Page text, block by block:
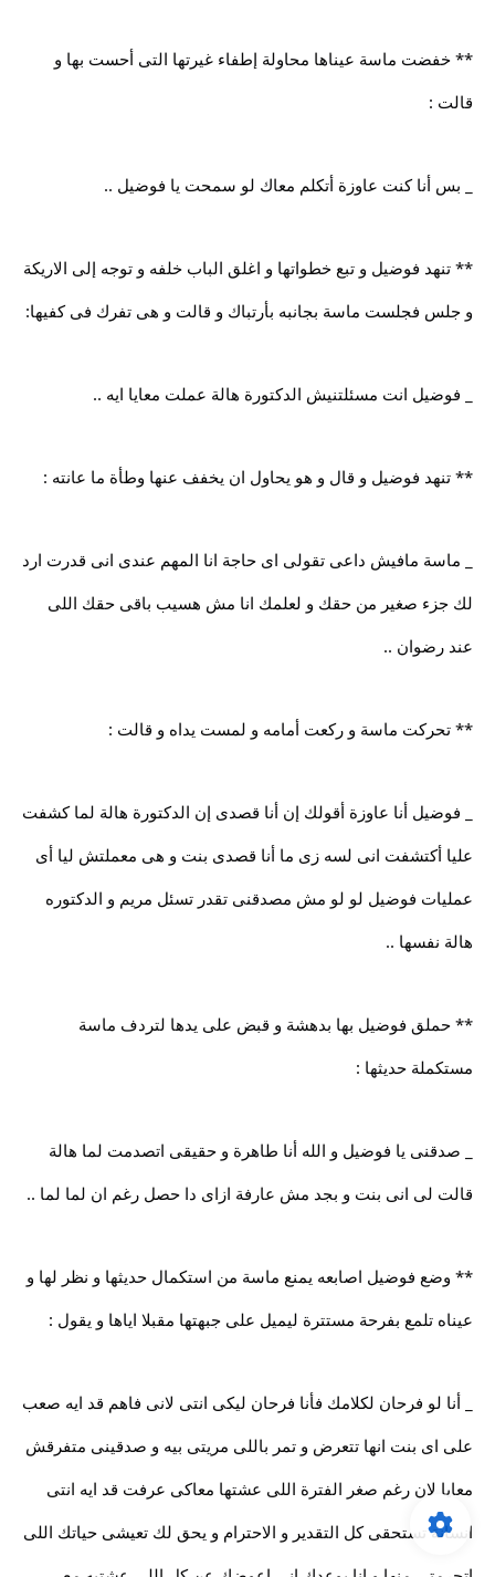
** خفضت ماسة عيناها محاولة إطفاء غيرتها التى أحست بها و
قالت :
_ بس أنا كنت عاوزة أتكلم معاك لو سمحت يا فوضيل ..
** تنهد فوضيل و تبع خطواتها و اغلق الباب خلفه و توجه إلى الاريكة
و جلس فجلست ماسة بجانبه بأرتباك و قالت و هى تفرك فى كفيها:
_ فوضيل انت مسئلتنيش الدكتورة هالة عملت معايا ايه ..
** تنهد فوضيل و قال و هو يحاول ان يخفف عنها وطأة ما عانته :
_ ماسة مافيش داعى تقولى اى حاجة انا المهم عندى انى قدرت ارد
لك جزء صغير من حقك و لعلمك انا مش هسيب باقى حقك اللى
عند رضوان ..
** تحركت ماسة و ركعت أمامه و لمست يداه و قالت :
_ فوضيل أنا عاوزة أقولك إن أنا قصدى إن الدكتورة هالة لما كشفت
عليا أكتشفت انى لسه زى ما أنا قصدى بنت و هى معملتش ليا أى
عمليات فوضيل لو لو مش مصدقنى تقدر تسئل مريم و الدكتوره
هالة نفسها ..
** حملق فوضيل بها بدهشة و قبض على يدها لتردف ماسة
مستكملة حديثها :
_ صدقنى يا فوضيل و الله أنا طاهرة و حقيقى اتصدمت لما هالة
قالت لى انى بنت و بجد مش عارفة ازاى دا حصل رغم ان لما لما ..
** وضع فوضيل اصابعه يمنع ماسة من استكمال حديثها و نظر لها و
عيناه تلمع بفرحة مستترة ليميل على جبهتها مقبلا اياها و يقول :
_ أنا لو فرحان لكلامك فأنا فرحان ليكى انتى لانى فاهم قد ايه صعب
على اى بنت انها تتعرض و تمر باللى مريتى بيه و صدقينى متفرقش
معايا لان رغم صغر الفترة اللى عشتها معاكى عرفت قد ايه انتى
انسانة تستحقى كل التقدير و الاحترام و يحق لك تعيشى حياتك اللى